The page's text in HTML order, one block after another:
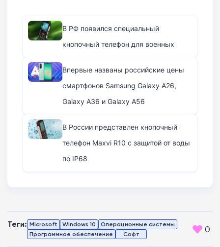
В РФ появился специальный
кнопочный телефон для военных
Впервые названы российские цены
смартфонов Samsung Galaxy A26,
Galaxy A36 и Galaxy A56
В России представлен кнопочный
телефон Maxvi R10 с защитой от воды
по IP68
Теги: Microsoft Windows 10
Операционные системы
Программное обеспечение
Софт 0